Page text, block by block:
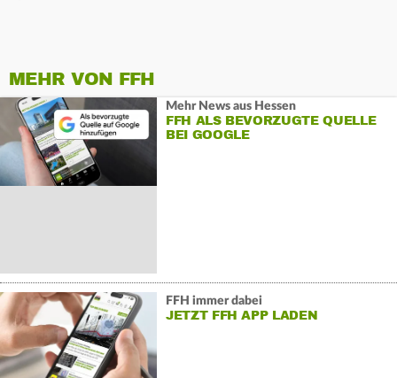
MEHR VON FFH
Mehr News aus Hessen
FFH ALS BEVORZUGTE QUELLE
BEI GOOGLE
FFH immer dabei
JETZT FFH APP LADEN